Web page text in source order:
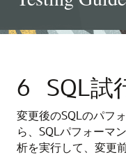
6 SQL試
変更後のSQLのパフ
ら、SQLパフォーマ
析を実行して、変更